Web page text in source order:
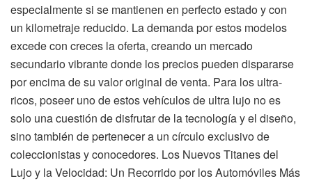
especialmente si se mantienen en perfecto estado y con
un kilometraje reducido. La demanda por estos modelos
excede con creces la oferta, creando un mercado
secundario vibrante donde los precios pueden dispararse
por encima de su valor original de venta. Para los ultra-
ricos, poseer uno de estos vehículos de ultra lujo no es
solo una cuestión de disfrutar de la tecnología y el diseño,
sino también de pertenecer a un círculo exclusivo de
coleccionistas y conocedores. Los Nuevos Titanes del
Lujo y la Velocidad: Un Recorrido por los Automóviles Más